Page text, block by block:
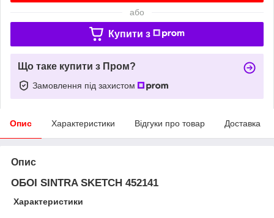
або
Купити з
Що таке купити з Пром?
Замовлення під захистом
Опис Характеристики Відгуки про товар Доставка
Опис
ОБОІ SINTRA SKETCH 452141
Характеристики